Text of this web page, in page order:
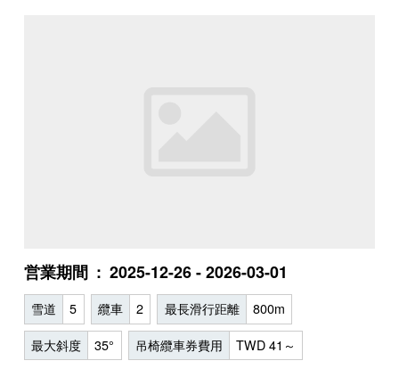
営業期間 2025-12-26 - 2026-03-01
雪道 5 纜車 2 最長滑行距離 800m
最大斜度 35° 吊椅纜車券費用 TWD 41～